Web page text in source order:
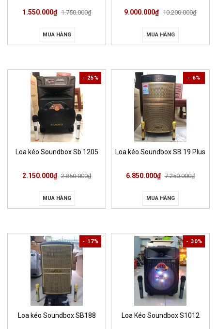
1.550.000₫ 1.750.000₫
MUA HÀNG
9.000.000₫ 10.200.000₫
MUA HÀNG
- 25%
Loa kéo Soundbox Sb 1205
2.150.000₫ 2.850.000₫
MUA HÀNG
- 6%
Loa kéo Soundbox SB 19 Plus
6.850.000₫ 7.250.000₫
MUA HÀNG
- 17%
Loa kéo Soundbox SB188
- 30%
Loa Kéo Soundbox S1012